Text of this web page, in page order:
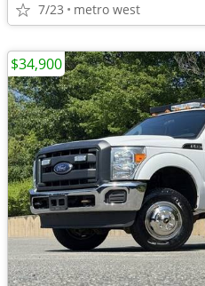
7/23 metro west
$34,900